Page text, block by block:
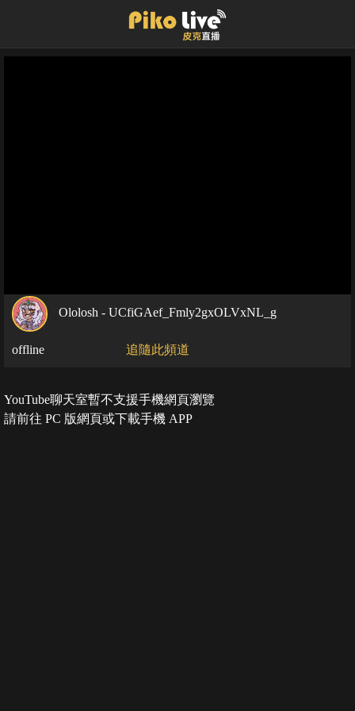
Ololosh - UCfiGAef_Fmly2gxOLVxNL_g
offline 追隨此頻道
YouTube聊天室暫不支援手機網頁瀏覽
請前往 PC 版網頁或下載手機 APP